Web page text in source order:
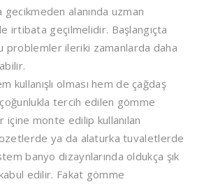
alanında uzman
irtibata geçilmelidir. Başlangıçta
problemler ileriki zamanlarda daha
kullanışlı olması hem de çağdaş
çoğunlukla tercih edilen gömme
monte edilip kullanılan
ya da alaturka tuvaletlerde
banyo dizaynlarında oldukça şık
edilir. Fakat gömme